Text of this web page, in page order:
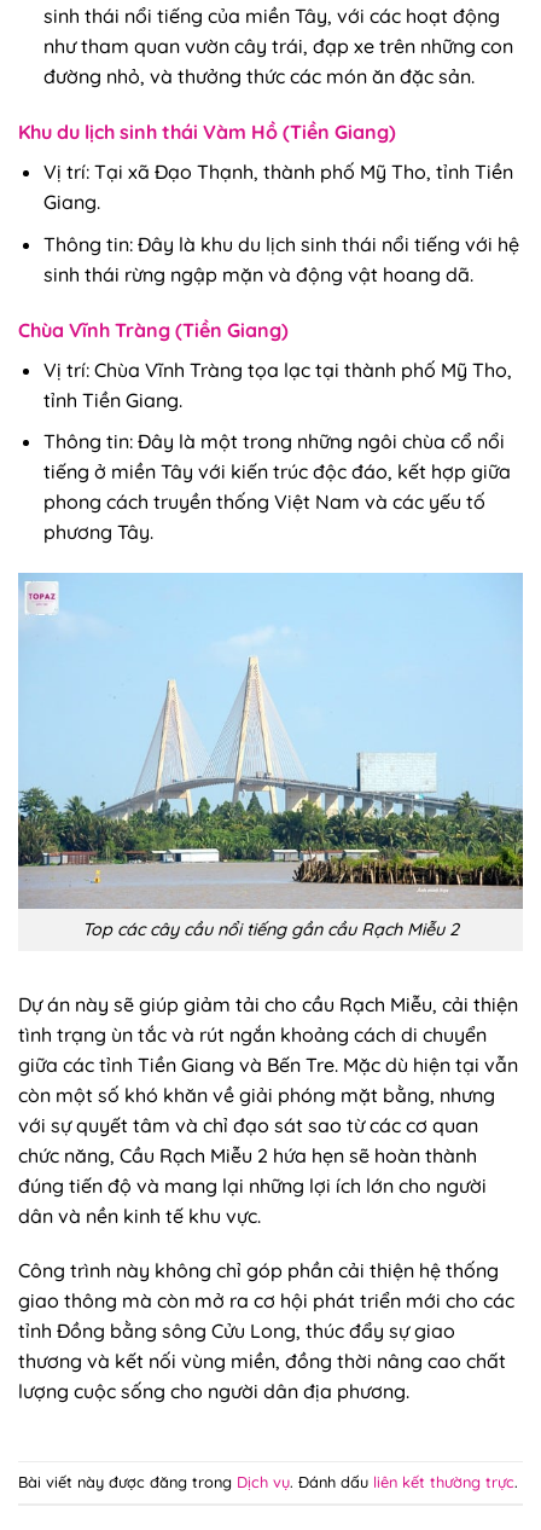
sinh thái nổi tiếng của miền Tây, với các hoạt động
như tham quan vườn cây trái, đạp xe trên những con
đường nhỏ, và thưởng thức các món ăn đặc sản.
Khu du lịch sinh thái Vàm Hồ (Tiền Giang)
Vị trí: Tại xã Đạo Thạnh, thành phố Mỹ Tho, tỉnh Tiền
Giang.
Thông tin: Đây là khu du lịch sinh thái nổi tiếng với hệ
sinh thái rừng ngập mặn và động vật hoang dã.
Chùa Vĩnh Tràng (Tiền Giang)
Vị trí: Chùa Vĩnh Tràng tọa lạc tại thành phố Mỹ Tho,
tỉnh Tiền Giang.
Thông tin: Đây là một trong những ngôi chùa cổ nổi
tiếng ở miền Tây với kiến trúc độc đáo, kết hợp giữa
phong cách truyền thống Việt Nam và các yếu tố
phương Tây.
Top các cây cầu nổi tiếng gần cầu Rạch Miễu 2
Dự án này sẽ giúp giảm tải cho cầu Rạch Miễu, cải thiện
tình trạng ùn tắc và rút ngắn khoảng cách di chuyển
giữa các tỉnh Tiền Giang và Bến Tre. Mặc dù hiện tại vẫn
còn một số khó khăn về giải phóng mặt bằng, nhưng
với sự quyết tâm và chỉ đạo sát sao từ các cơ quan
chức năng, Cầu Rạch Miễu 2 hứa hẹn sẽ hoàn thành
đúng tiến độ và mang lại những lợi ích lớn cho người
dân và nền kinh tế khu vực.
Công trình này không chỉ góp phần cải thiện hệ thống
giao thông mà còn mở ra cơ hội phát triển mới cho các
tỉnh Đồng bằng sông Cửu Long, thúc đẩy sự giao
thương và kết nối vùng miền, đồng thời nâng cao chất
lượng cuộc sống cho người dân địa phương.
Bài viết này được đăng trong Dịch vụ. Đánh dấu liên kết thường trực.